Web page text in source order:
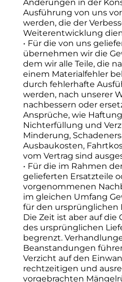
Änderungen in der
Ausführung von uns
werden, die der
Weiterentwicklung
• Für die von uns
übernehmen wir die
dem wir alle Teile, die
einem Materialfehler
durch fehlerhafte
werden, nach unserer
nachbessern oder
Ansprüche, wie
Nichterfüllung und
Minderung,
Ausbaukosten,
vom Vertrag sind
• Für die im Rahmen
gelieferten Ersatzteile
vorgenommenen
im gleichen Umfang
für den ursprünglichen
Die Zeit ist aber auf die
des ursprünglichen
begrenzt.
Beanstandungen
Verzicht auf den
rechtzeitigen und
vorgebrachten